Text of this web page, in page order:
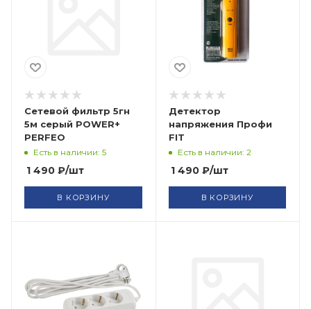
Сетевой фильтр 5гн
5м серый POWER+
PERFEO
Есть в наличии: 5
1 490 ₽/шт
В КОРЗИНУ
Детектор
напряжения Профи
FIT
Есть в наличии: 2
1 490₽/шт
В КОРЗИНУ